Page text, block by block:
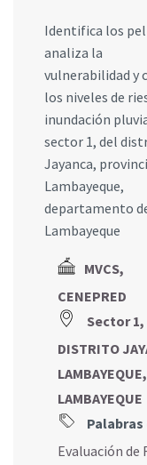
Identifica los
analiza la
vulnerabilidad y
los niveles de
inundación
sector 1, del
Jayanca,
Lambayeque,
departamento
Lambayeque
MVCS,
CENEPRED
Sector 1,
DISTRITO
LAMBAYEQUE,
LAMBAYEQUE
Evaluación de